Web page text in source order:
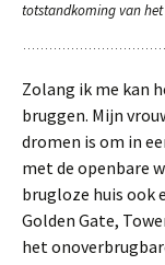
totstandkoming van
Zolang ik me kan
bruggen. Mijn
dromen is om in
met de openbare
brugloze huis ook
Golden Gate,
het